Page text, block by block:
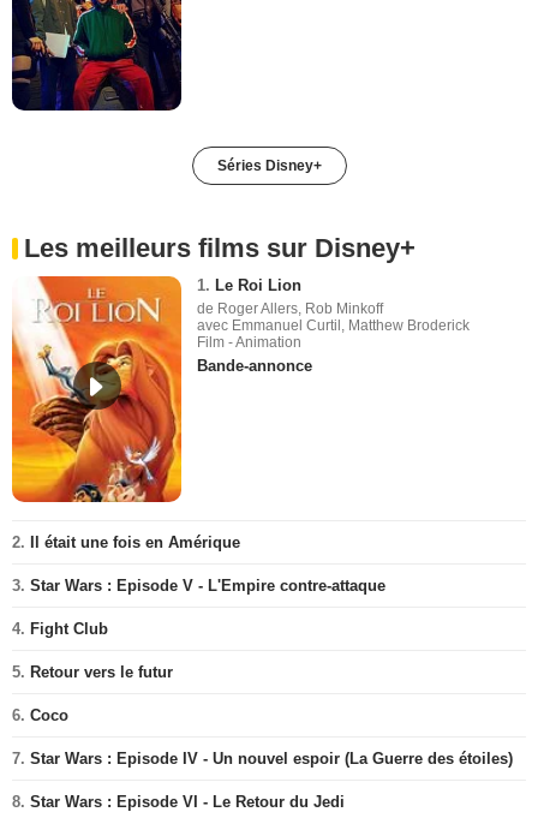
Séries Disney+
Les meilleurs films sur Disney+
1. Le Roi Lion
de Roger Allers, Rob Minkoff
avec Emmanuel Curtil, Matthew Broderick
Film - Animation
Bande-annonce
2. Il était une fois en Amérique
3. Star Wars : Episode V - L'Empire contre-attaque
4. Fight Club
5. Retour vers le futur
6. Coco
7. Star Wars : Episode IV - Un nouvel espoir (La Guerre des étoiles)
8. Star Wars : Episode VI - Le Retour du Jedi